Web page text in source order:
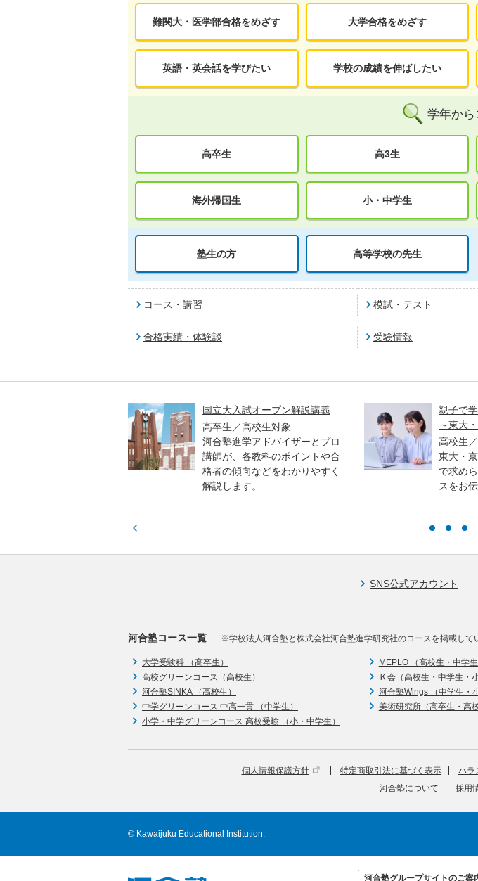
難関大・医学部合格をめざす 大学合格をめざす
英語・英会話を学びたい 学校の成績を伸ばしたい
学年か
高卒生 高3生
海外帰国生 小・中学生
塾生の方 高等学校の先生
コース・講習 模試・テスト
合格実績・体験談 受験情報
国立大入試オープン解説講義
高卒生／高校生対象
河合塾進学アドバイザーとプロ
講師が、各教科のポイントや合
格者の傾向などをわかりやすく
解説します。
親子で
～東大
高校生
東大・
で求め
スをお
SNS公式アカウント
河合塾コース一覧 ※学校法人河合塾と株式会社河合塾進学研究社のコースを掲載して
大学受験科 （高卒生）
高校グリーンコース（高校生）
河合塾SINKA （高校生）
中学グリーンコース 中高一貫 （中学生）
小学・中学グリーンコース 高校受験 （小・中学生）
MEPLO （高校生・中学生
Ｋ会（高校生・中学生・
河合塾Wings （中学生・
美術研究所（高卒生・高
個人情報保護方針 特定商取引法に基づく表示 ハラ
河合塾について
採用
© Kawaijuku Educational Institution.
河合塾グループサイトのご案